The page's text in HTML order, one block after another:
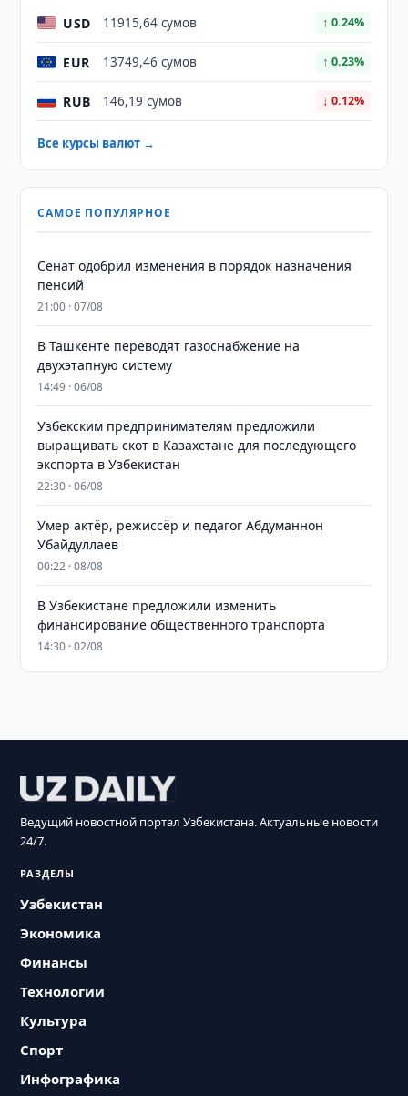
USD 11915,64 сумов ↑ 0.24%
EUR 13749,46 сумов ↑ 0.23%
RUB 146,19 сумов ↓ 0.12%
Все курсы валют →
САМОЕ ПОПУЛЯРНОЕ
Сенат одобрил изменения в порядок назначения
пенсий
21:00 · 07/08
В Ташкенте переводят газоснабжение на
двухэтапную систему
14:49 · 06/08
Узбекским предпринимателям предложили
выращивать скот в Казахстане для последующего
экспорта в Узбекистан
22:30 · 06/08
Умер актёр, режиссёр и педагог Абдуманнон
Убайдуллаев
00:22 · 08/08
В Узбекистане предложили изменить
финансирование общественного транспорта
14:30 · 02/08
Ведущий новостной портал Узбекистана. Актуальные новости
24/7.
РАЗДЕЛЫ
Узбекистан
Экономика
Финансы
Технологии
Культура
Спорт
Инфографика